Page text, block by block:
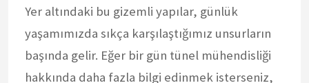
Yer altındaki bu gizemli yapılar, günlük
yaşamımızda sıkça karşılaştığımız unsurların
başında gelir. Eğer bir gün tünel mühendisliği
hakkında daha fazla bilgi edinmek isterseniz,